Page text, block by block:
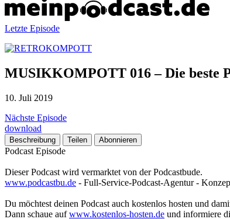
Letzte Episode
MUSIKKOMPOTT 016 – Die beste
10. Juli 2019
Nächste Episode
download
Beschreibung Teilen Abonnieren
Podcast Episode
Dieser Podcast wird vermarktet von der Podcastbude.
www.podcastbu.de - Full-Service-Podcast-Agentur -
Du möchtest deinen Podcast auch kostenlos hosten und
Dann schaue aufwww.kostenlos-hosten.de und informiere